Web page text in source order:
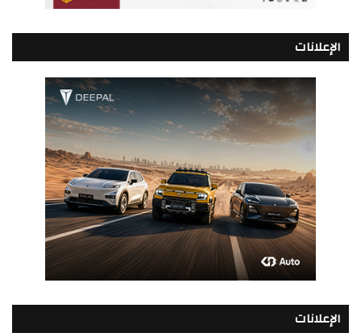
الإعلانات
الإعلانات